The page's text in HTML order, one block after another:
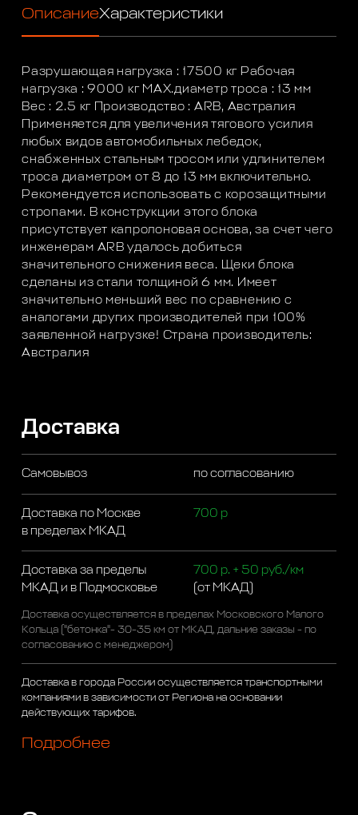
ОписаниеХарактеристики
Разрушающая нагрузка : 17500 кг Рабочая
нагрузка : 9000 кг MAX.диаметр троса : 13 мм
Вес : 2.5 кг Производство : ARB, Австралия
Применяется для увеличения тягового усилия
любых видов автомобильных лебедок,
снабженных стальным тросом или удлинителем
троса диаметром от 8 до 13 мм включительно.
Рекомендуется использовать с корозащитными
стропами. В конструкции этого блока
присутствует капролоновая основа, за счет чего
инженерам ARB удалось добиться
значительного снижения веса. Щеки блока
сделаны из стали толщиной 6 мм. Имеет
значительно меньший вес по сравнению с
аналогами других производителей при 100%
заявленной нагрузке! Страна производитель:
Австралия
Доставка
Самовывоз по согласованию
Доставка по Москве
в пределах МКАД
700 р
Доставка за пределы
МКАД и в Подмосковье
700 р. + 50 руб./км
(от МКАД)
Доставка осуществляется в пределах Московского Малого
Кольца ("бетонка"- 30-35 км от МКАД, дальние заказы - по
согласованию с менеджером)
Доставка в города России осуществляется транспортными
компаниями в зависимости от Региона на основании
действующих тарифов.
Подробнее